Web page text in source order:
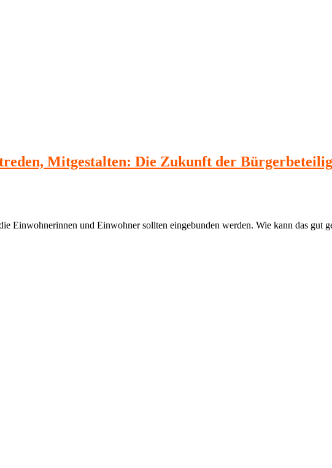
Mitgestalten: Die Zukunft der
Einwohnerinnen und Einwohner sollten eingebunden werden. Wie kann das gut